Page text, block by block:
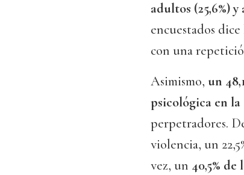
adultos (25,6%) y
encuestados
con una
Asimismo, un
psicológica en
perpetradores.
violencia, un
vez, un 40,5%